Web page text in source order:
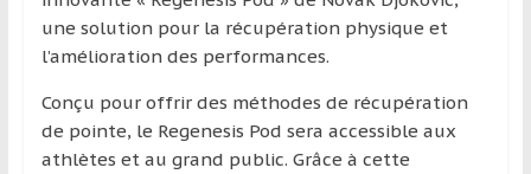
une solution pour la récupération physique et
l’amélioration des performances.
Conçu pour offrir des méthodes de récupération
de pointe, le Regenesis Pod sera accessible aux
athlètes et au grand public. Grâce à cette